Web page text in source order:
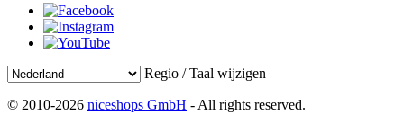
Regio / Taal wijzigen
© 2010-2026 niceshops GmbH - All rights reserved.